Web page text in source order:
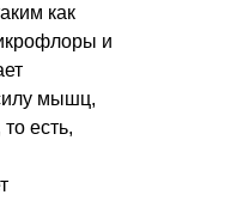
как
и
мышц,
есть,